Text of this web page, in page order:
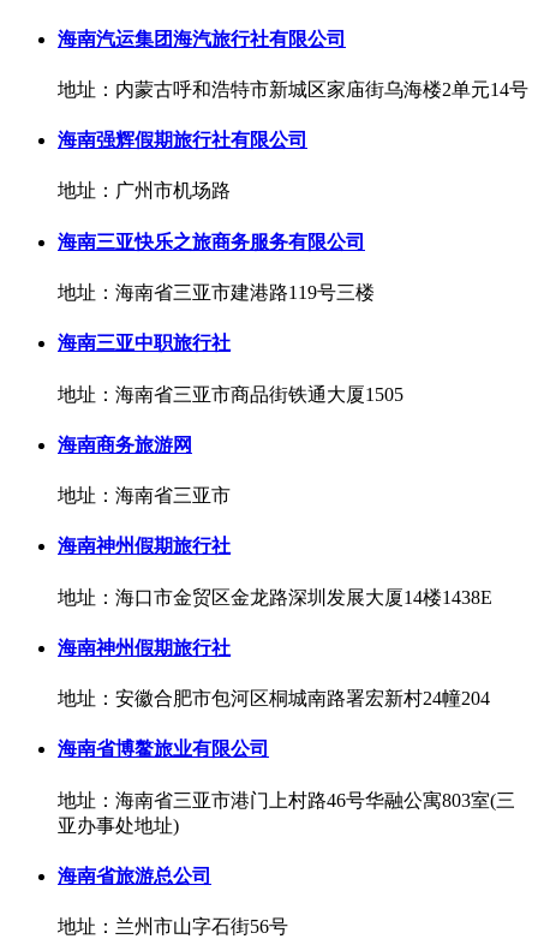
海南汽运集团海汽旅行社有限公司
地址：内蒙古呼和浩特市新城区家庙街乌海楼2单元14号
海南强辉假期旅行社有限公司
地址：广州市机场路
海南三亚快乐之旅商务服务有限公司
地址：海南省三亚市建港路119号三楼
海南三亚中职旅行社
地址：海南省三亚市商品街铁通大厦1505
海南商务旅游网
地址：海南省三亚市
海南神州假期旅行社
地址：海口市金贸区金龙路深圳发展大厦14楼1438E
海南神州假期旅行社
地址：安徽合肥市包河区桐城南路署宏新村24幢204
海南省博鳌旅业有限公司
地址：海南省三亚市港门上村路46号华融公寓803室(三
亚办事处地址)
海南省旅游总公司
地址：兰州市山字石街56号